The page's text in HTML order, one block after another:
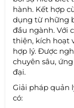
hành. Kết hợp
dụng từ những
đầu ngành. Với
thiện, kích hoạt
hợp lý. Được
chuyên sâu,
đại.
Giải pháp quản
có: